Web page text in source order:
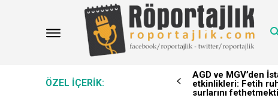
ÖZEL IÇERIK:
AGD ve MGV’den
etkinlikleri: Fetih
surlarını